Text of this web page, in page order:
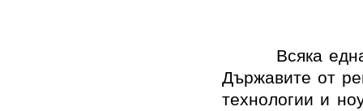
Всяка
Държавите от
технологии и